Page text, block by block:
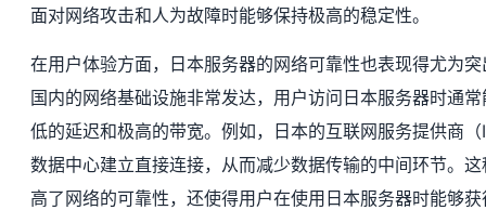
面对网络攻击和人为故障时能够保持极高的稳定性。
在用户体验方面，日本服务器的网络可靠性也表现得尤为
国内的网络基础设施非常发达，用户访问日本服务器时通
低的延迟和极高的带宽。例如，日本的互联网服务提供商
数据中心建立直接连接，从而减少数据传输的中间环节。
高了网络的可靠性，还使得用户在使用日本服务器时能够